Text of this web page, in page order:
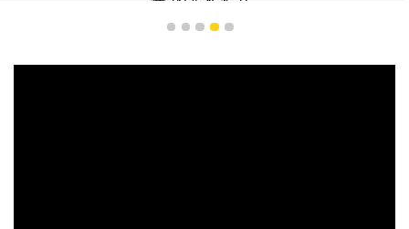
1 2 3 4 5